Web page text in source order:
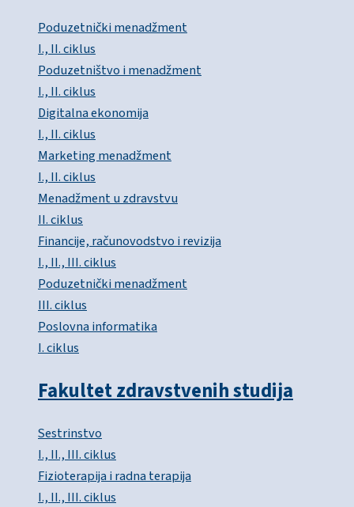
Poduzetnički menadžment
I., II. ciklus
Poduzetništvo i menadžment
I., II. ciklus
Digitalna ekonomija
I., II. ciklus
Marketing menadžment
I., II. ciklus
Menadžment u zdravstvu
II. ciklus
Financije, računovodstvo i revizija
I., II., III. ciklus
Poduzetnički menadžment
III. ciklus
Poslovna informatika
I. ciklus
Fakultet zdravstvenih studija
Sestrinstvo
I., II., III. ciklus
Fizioterapija i radna terapija
I., II., III. ciklus